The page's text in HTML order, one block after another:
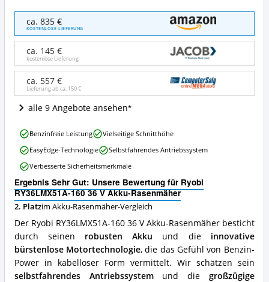
Ryobi
RY36LMX51A-
160
Akku-
Rasenmäher
Angebote:
Wo
ist
Akku-
Rasenmäher
erhältlich?
ca. 835 €
KOSTENLOSE LIEFERUNG
ca. 145 €
kostenlose Lieferung
ca. 557 €
Lieferung ab ca. 150 €
alle 9 Angebote ansehen
Ergebnis Sehr Gut: Unsere Bewertung für Ryobi
RY36LMX51A-160 36 V Akku-Rasenmäher
2. Platzim Akku-Rasenmäher-Vergleich
Der Ryobi RY36LMX51A-160 36 V Akku-Rasenmäher besticht
durch seinen robusten Akku und die innovative
bürstenlose Motortechnologie, die das Gefühl von Benzin-
Power in kabelloser Form vermittelt. Wir schätzen sein
selbstfahrendes Antriebssystemund die großzügige
Ryobi
RY36LMX51A-
160
36
Akku-
Rasenmäher
Vorteile:
Was
spricht
für
diesen
Akku-
Rasenmäher?
Benzinfreie Leistung
Vielseitige Schnitthöhe
EasyEdge-Technologie
Selbstfahrendes Antriebssystem
Verbesserte Sicherheitsmerkmale